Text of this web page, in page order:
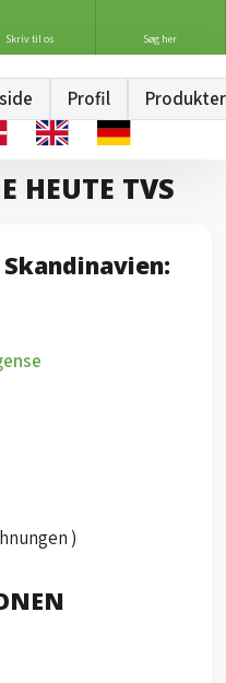
Skriv til os Søg her
Profil Produkter
HEUTE TVS​
)